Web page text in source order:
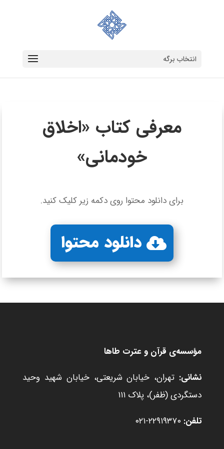
انتخاب برگه
معرفی کتاب «اخلاق
خودمانی»
برای دانلود محتوا روی دکمه زیر کلیک کنید.
دانلود محتوا
مؤسسه‌ی قرآن و عترت طاها
نشانی: تهران، خیابان شریعتی، خیابان شهید وحید
دستگردی (ظفر)، پلاک ۱۱۱
تلفن: